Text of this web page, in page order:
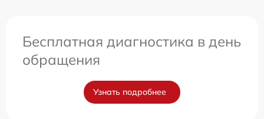
Бесплатная диагностика в день
обращения
Узнать подробнее